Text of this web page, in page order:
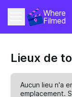
Where
Filmed
Lieux de
Aucun lieu n'a
emplacement.